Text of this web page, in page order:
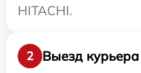
HITACHI.
2
Выезд